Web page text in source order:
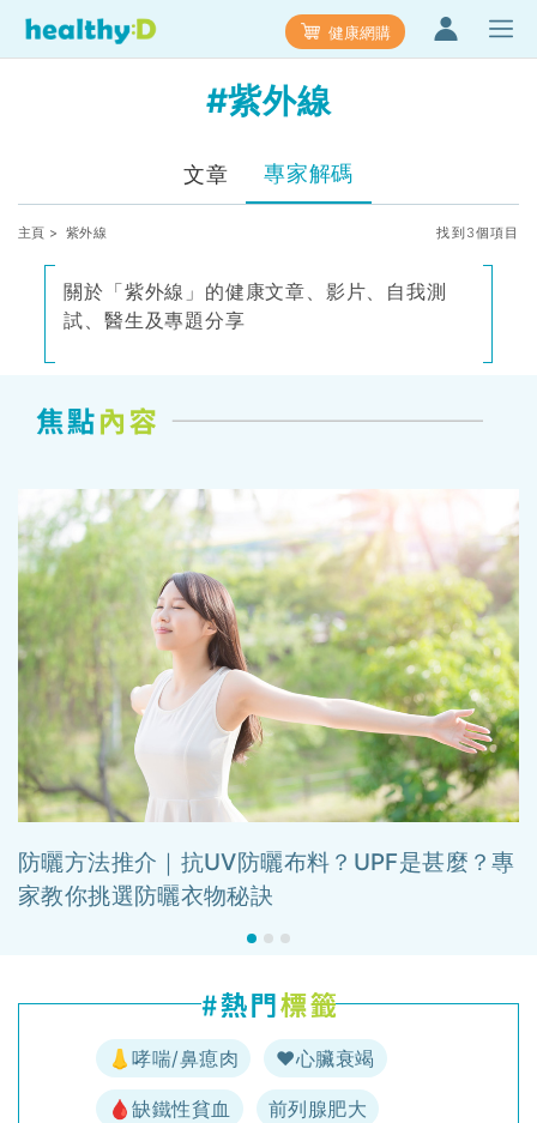
健康網購
#紫外線
文章 專家解碼
主頁 > 紫外線 找到3個項目
關於「紫外線」的健康文章、影片、自我測
試、醫生及專題分享
防曬方法推介｜抗UV防曬布料？UPF是甚麼？專
家教你挑選防曬衣物秘訣
👃哮喘/鼻瘜肉 ♥️心臟衰竭
🩸缺鐵性貧血 前列腺肥大